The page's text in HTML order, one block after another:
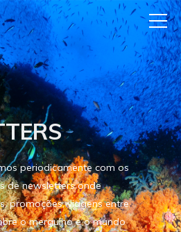
periodicamente com os
de newsletters onde
promoções, viagens entre
o mergulho e o mundo